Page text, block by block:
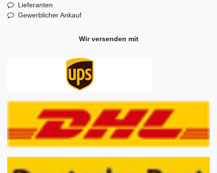
Lieferanten
Gewerblicher Ankauf
Wir versenden mit